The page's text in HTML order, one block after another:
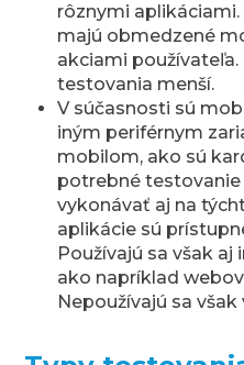
rôznymi
majú obmedzené
akciami
testovania menší.
V súčasnosti sú
iným periférnym
mobilom, ako sú
potrebné
vykonávať aj na
aplikácie sú
Používajú sa však aj
ako napríklad
Nepoužívajú sa